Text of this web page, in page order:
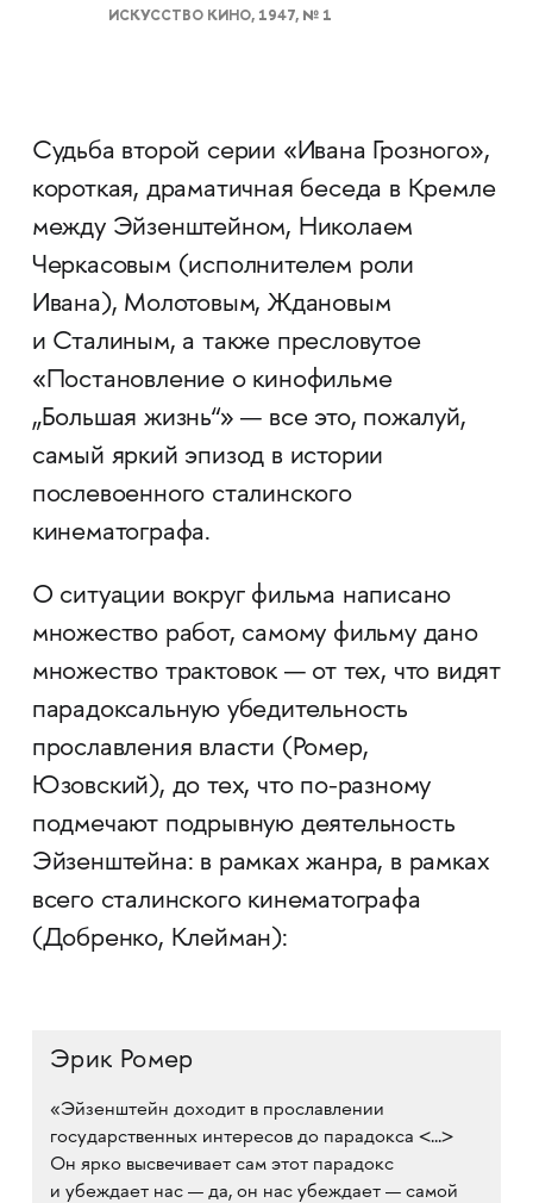
ИСКУССТВО КИНО, 1947, № 1
Судьба второй серии «Ивана Грозного»,
короткая, драматичная беседа в Кремле
между Эйзенштейном, Николаем
Черкасовым (исполнителем роли
Ивана), Молотовым, Ждановым
и Сталиным, а также пресловутое
«Постановление о кинофильме
„Большая жизнь“» — все это, пожалуй,
самый яркий эпизод в истории
послевоенного сталинского
кинематографа.
О ситуации вокруг фильма написано
множество работ, самому фильму дано
множество трактовок — от тех, что видят
парадоксальную убедительность
прославления власти (Ромер,
Юзовский), до тех, что по-разному
подмечают подрывную деятельность
Эйзенштейна: в рамках жанра, в рамках
всего сталинского кинематографа
(Добренко, Клейман):
Эрик Ромер
«Эйзенштейн доходит в прославлении
государственных интересов до парадокса <...>
Он ярко высвечивает сам этот парадокс
и убеждает нас — да, он нас убеждает — самой